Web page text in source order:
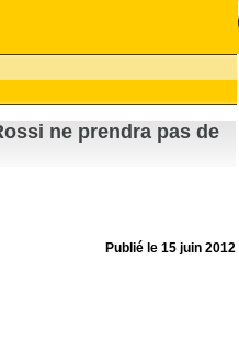
ne prendra pas de
Publié le15 juin 2012